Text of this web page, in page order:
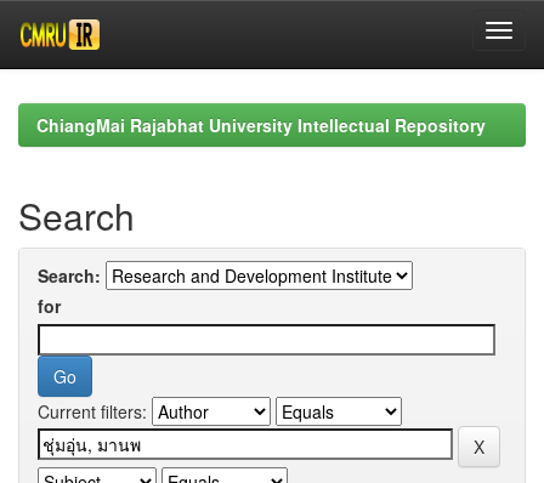
navigationChiangMai Rajabhat University Intellectual Repository
Search
Search:
for
Current filters: